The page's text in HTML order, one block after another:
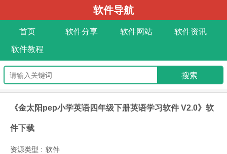
软件导航
首页 软件分享 软件网站 软件资讯
软件教程
《金太阳pep小学英语四年级下册英语学习软件 V2.0》软
件下载
资源类型 : 软件